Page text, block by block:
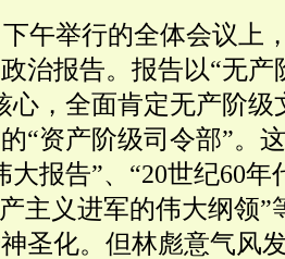
午举行的全体会议上
治报告。报告以“无产
心，全面肯定无产阶级
“资产阶级司令部”。
大报告”、“20世纪60
主义进军的伟大纲领”
圣化。但林彪意气风